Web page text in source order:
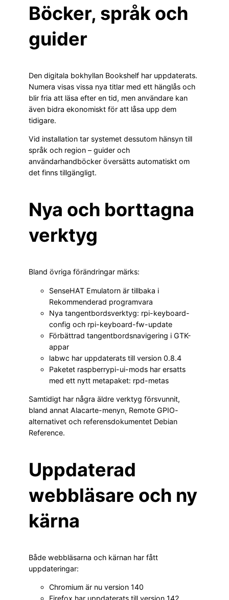
Böcker, språk och
guider
Den digitala bokhyllan Bookshelf har uppdaterats.
Numera visas vissa nya titlar med ett hänglås och
blir fria att läsa efter en tid, men användare kan
även bidra ekonomiskt för att låsa upp dem
tidigare.
Vid installation tar systemet dessutom hänsyn till
språk och region – guider och
användarhandböcker översätts automatiskt om
det finns tillgängligt.
Nya och borttagna
verktyg
Bland övriga förändringar märks:
SenseHAT Emulatorn är tillbaka i
Rekommenderad programvara
Nya tangentbordsverktyg: rpi-keyboard-
config och rpi-keyboard-fw-update
Förbättrad tangentbordsnavigering i GTK-
appar
labwc har uppdaterats till version 0.8.4
Paketet raspberrypi-ui-mods har ersatts
med ett nytt metapaket: rpd-metas
Samtidigt har några äldre verktyg försvunnit,
bland annat Alacarte-menyn, Remote GPIO-
alternativet och referensdokumentet Debian
Reference.
Uppdaterad
webbläsare och ny
kärna
Både webbläsarna och kärnan har fått
uppdateringar:
Chromium är nu version 140